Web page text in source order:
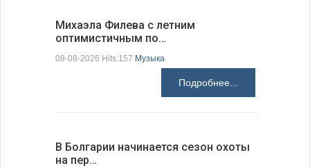
Михаэла Филева с летним
оптимистичным по…
08-08-2026 Hits:157 Музыка
Подробнее...
В Болгарии начинается сезон охоты
на пер…